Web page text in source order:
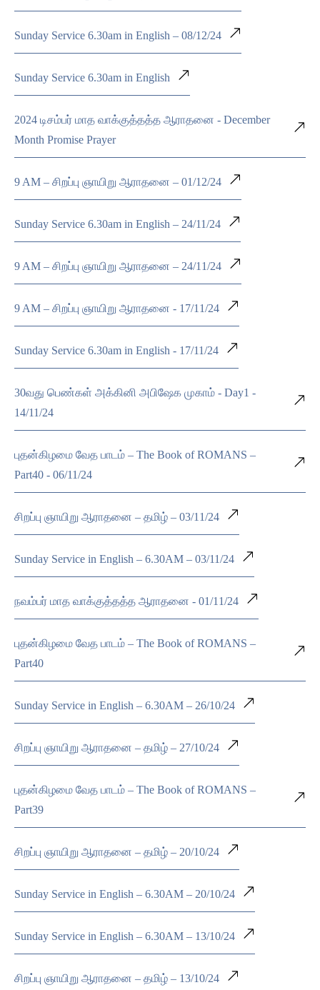
Sunday Service 6.30am in English – 08/12/24
Sunday Service 6.30am in English
2024 டிசம்பர் மாத வாக்குத்தத்த ஆராதனை - December
Month Promise Prayer
9 AM – சிறப்பு ஞாயிறு ஆராதனை – 01/12/24
Sunday Service 6.30am in English – 24/11/24
9 AM – சிறப்பு ஞாயிறு ஆராதனை – 24/11/24
9 AM – சிறப்பு ஞாயிறு ஆராதனை - 17/11/24
Sunday Service 6.30am in English - 17/11/24
30வது பெண்கள் அக்கினி அபிஷேக முகாம் - Day1 -
14/11/24
புதன்கிழமை வேத பாடம் – The Book of ROMANS –
Part40 - 06/11/24
சிறப்பு ஞாயிறு ஆராதனை – தமிழ் – 03/11/24
Sunday Service in English – 6.30AM – 03/11/24
நவம்பர் மாத வாக்குத்தத்த ஆராதனை - 01/11/24
புதன்கிழமை வேத பாடம் – The Book of ROMANS –
Part40
Sunday Service in English – 6.30AM – 26/10/24
சிறப்பு ஞாயிறு ஆராதனை – தமிழ் – 27/10/24
புதன்கிழமை வேத பாடம் – The Book of ROMANS –
Part39
சிறப்பு ஞாயிறு ஆராதனை – தமிழ் – 20/10/24
Sunday Service in English – 6.30AM – 20/10/24
Sunday Service in English – 6.30AM – 13/10/24
சிறப்பு ஞாயிறு ஆராதனை – தமிழ் – 13/10/24